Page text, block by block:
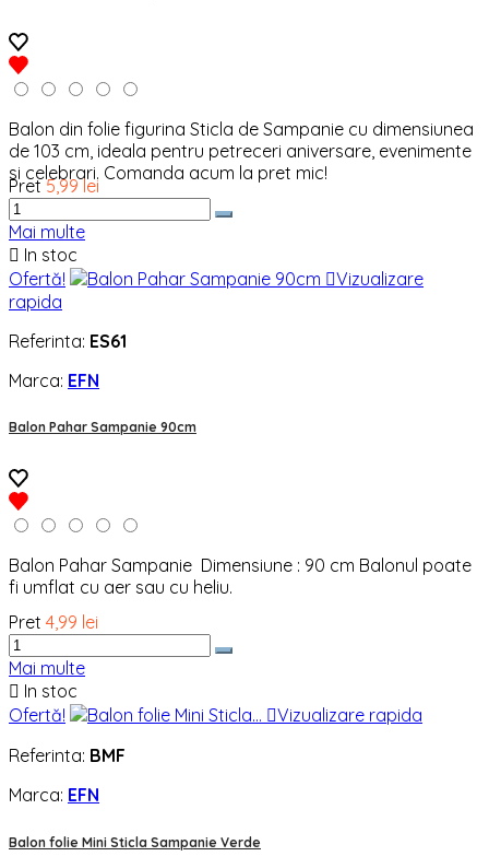
Balon din folie figurina Sticla de Sampanie cu dimensiunea
de 103 cm, ideala pentru petreceri aniversare, evenimente
si celebrari. Comanda acum la pret mic!
Pret 5,99 lei
Mai multe
 In stoc
Ofertă!
Vizualizare
rapida
Referinta: ES61
Marca: EFN
Balon Pahar Sampanie 90cm
Balon Pahar Sampanie Dimensiune : 90 cm Balonul poate
fi umflat cu aer sau cu heliu.
Pret 4,99 lei
Mai multe
 In stoc
Ofertă!
Vizualizare rapida
Referinta: BMF
Marca: EFN
Balon folie Mini Sticla Sampanie Verde